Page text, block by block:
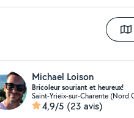
Michael Loison
Bricoleur souriant et heureux!
Saint-Yrieix-sur-Charente (Nord
4,9/5 (23 avis)